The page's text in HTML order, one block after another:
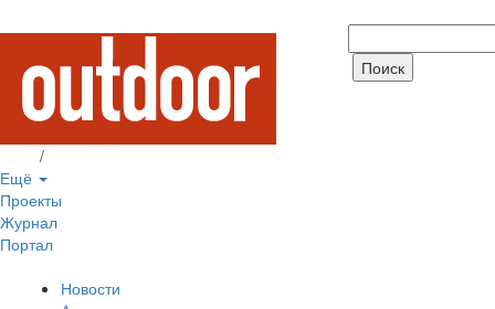
/
Ещё
Проекты
Журнал
Портал
Новости